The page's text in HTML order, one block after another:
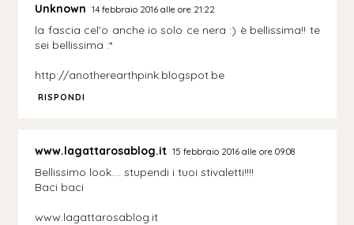
Unknown 14 febbraio 2016 alle ore 21:22
la fascia cel'o anche io solo ce nera :) è bellissima!! te
sei bellissima :*
http://anotherearthpink.blogspot.be
RISPONDI
www.lagattarosablog.it 15 febbraio 2016 alle ore 09:08
Bellissimo look…. stupendi i tuoi stivaletti!!!!
Baci baci
www.lagattarosablog.it